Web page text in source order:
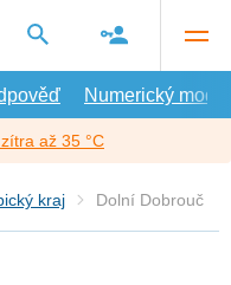
Numerický model
až 35 °C
kraj Dolní Dobrouč